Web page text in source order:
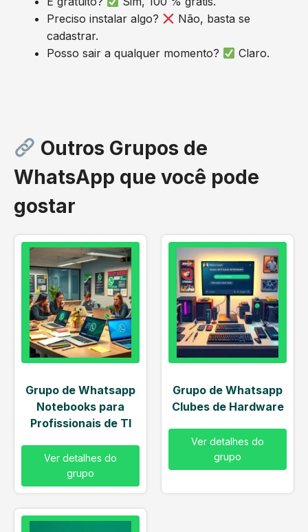
Preciso instalar algo?
Não, basta se
cadastrar.
Posso sair a qualquer momento?
Claro.
Outros Grupos de
WhatsApp que você pode
gostar
Grupo de Whatsapp
Notebooks para
Profissionais de TI
Ver detalhes do
grupo
Grupo de Whatsapp
Clubes de Hardware
Ver detalhes do
grupo